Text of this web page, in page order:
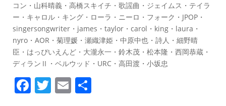
コン・山科晴義・高橋スキイチ・歌謡曲・ジェイムス・テイラ
ー・キャロル・キング・ローラ・ニーロ・フォーク・JPOP・
singersongwriter・james・taylor・carol・king・laura・
nyro・AOR・菊理媛・瀬織津姫・中原中也・詩人・細野晴
臣・はっぴいえんど・大瀧永一・鈴木茂・松本隆・西岡恭蔵・
ディランⅡ・ベルウッド・URC・高田渡・小坂忠
F T E